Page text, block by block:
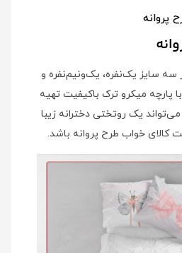
پروانه
سایز یک‌نفره، یک‌ونیم‌نفره و
پارچه میکرو ترک باکیفیت تهیه
یک روتختی دخترانه زیبا
کالای خواب طرح پروانه باشد.